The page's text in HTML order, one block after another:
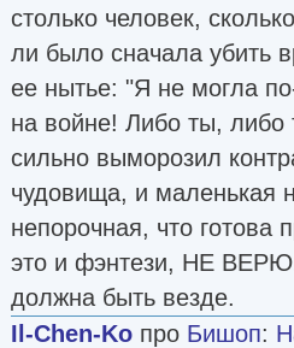
столько человек,
ли было сначала убить
ее нытье: "Я не могла
на войне! Либо ты, либо
сильно выморозил
чудовища, и маленькая
непорочная, что готова
это и фэнтези, НЕ ВЕРЮ.
должна быть везде.
Il-Chen-Ko про Бишоп: